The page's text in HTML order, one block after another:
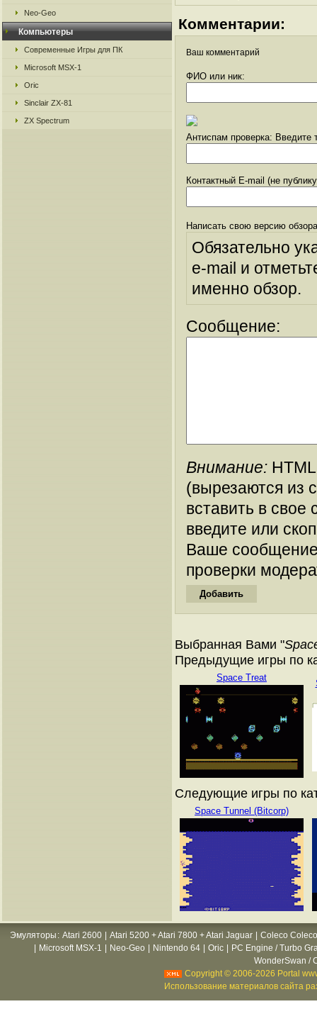
Neo-Geo
Компьютеры
Современные Игры для ПК
Microsoft MSX-1
Oric
Sinclair ZX-81
ZX Spectrum
Комментарии:
Ваш комментарий
ФИО или ник:
Антиспам проверка: Введите
Контактный E-mail (не
Написать свою версию
Обязательно
e-mail и
именно обзор.
Сообщение:
Внимание:
(вырезаются из
вставить в
введите или
Ваше
проверки
Выбранная Вами "
Предыдущие игры по
Space Treat
Следующие игры по
Space Tunnel (Bitcorp)
Эмуляторы : Atari 2600 Atari 5200 + Atari 7800 + Atari Jaguar
Coleco
Microsoft MSX-1 Neo-Geo Nintendo 64 Oric
PC Engine / Turbo
WonderSwan /
Copyright © 2006-2026 Portal
Использование материалов сайта